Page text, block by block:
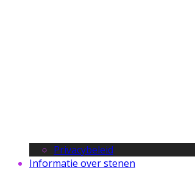
Privacybeleid
Informatie over stenen